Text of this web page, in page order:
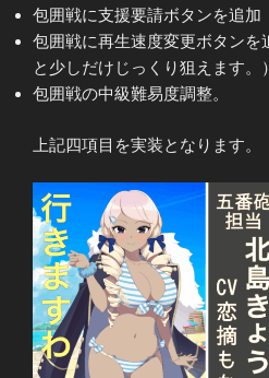
包囲戦に支援要請ボタンを追加
包囲戦に再生速度変更ボタンを
と少しだけじっくり狙えます。）
包囲戦の中級難易度調整。
上記四項目を実装となります。